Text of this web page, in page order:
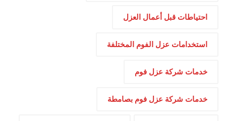
احتياطات قبل أعمال العزل
استخدامات عزل الفوم المختلفة
خدمات شركة عزل فوم
خدمات شركة عزل فوم بصامطة